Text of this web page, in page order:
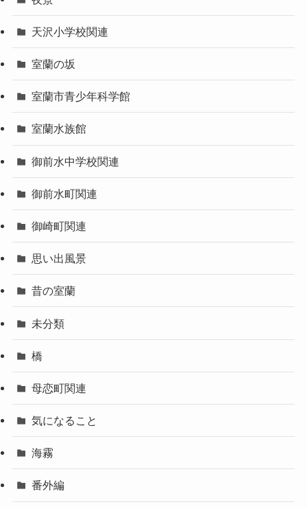
天沢小学校関連
室蘭の坂
室蘭市青少年科学館
室蘭水族館
御前水中学校関連
御前水町関連
御崎町関連
思い出風景
昔の室蘭
未分類
橋
母恋町関連
気になること
海霧
番外編